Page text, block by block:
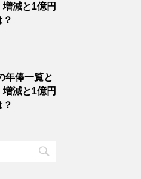
減と1億円
年俸一覧と
減と1億円